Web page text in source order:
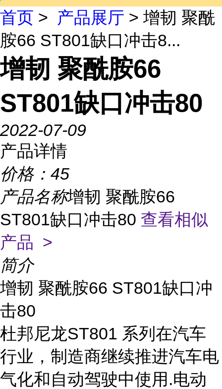
首页 > 产品展厅 > 增韧 聚酰
胺66 ST801缺口冲击8...
增韧 聚酰胺66
ST801缺口冲击80
2022-07-09
产品详情
价格： 45
产品名称增韧 聚酰胺66
ST801缺口冲击80 查看相似
产品 >
简介
增韧 聚酰胺66 ST801缺口冲
击80
杜邦尼龙ST801 系列在汽车
行业，制造商继续推进汽车电
气化和自动驾驶中使用.电动